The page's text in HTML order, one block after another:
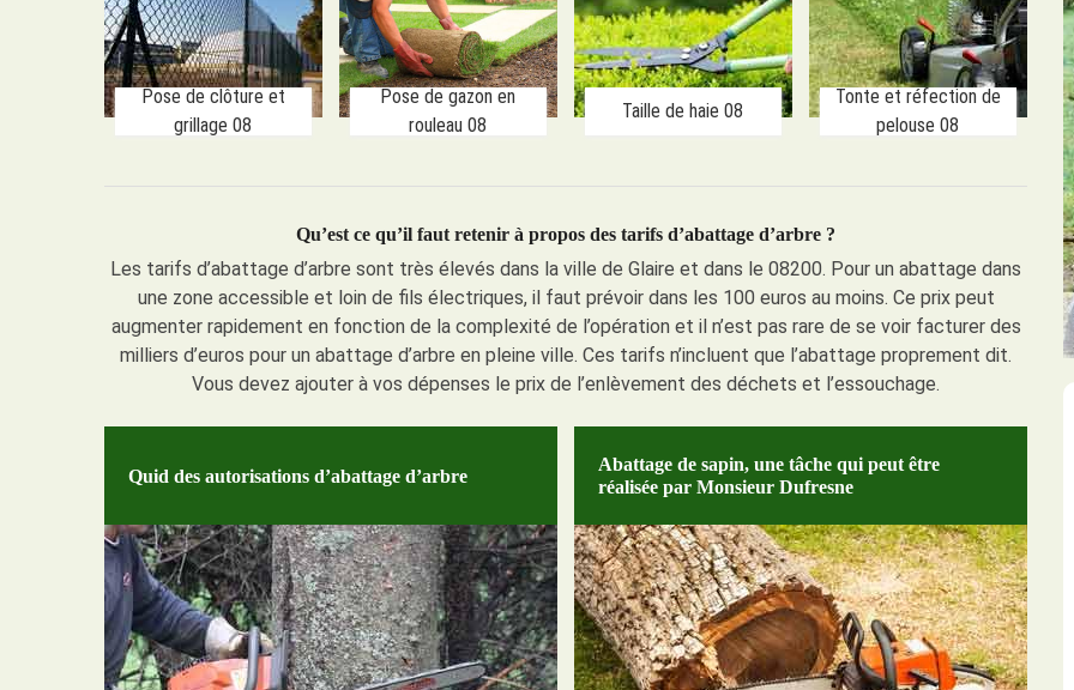
Pose de clôture et
grillage 08
Pose de gazon en
rouleau 08
Taille de haie 08
Tonte et réfection de
pelouse 08
Qu’est ce qu’il faut retenir à propos des tarifs d’abattage d’arbre ?
Les tarifs d’abattage d’arbre sont très élevés dans la ville de Glaire et dans le 08200. Pour un abattage dans
une zone accessible et loin de fils électriques, il faut prévoir dans les 100 euros au moins. Ce prix peut
augmenter rapidement en fonction de la complexité de l’opération et il n’est pas rare de se voir facturer des
milliers d’euros pour un abattage d’arbre en pleine ville. Ces tarifs n’incluent que l’abattage proprement dit.
Vous devez ajouter à vos dépenses le prix de l’enlèvement des déchets et l’essouchage.
Quid des autorisations d’abattage d’arbre
Abattage de sapin, une tâche qui peut être
réalisée par Monsieur Dufresne